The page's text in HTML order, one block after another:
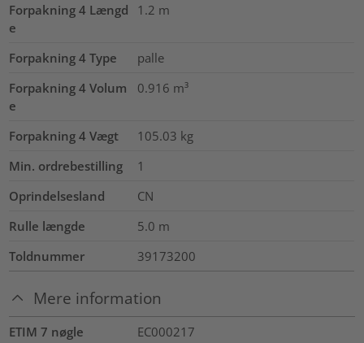
Forpakning 4 Længd
e
1.2 m
Forpakning 4 Type
palle
Forpakning 4 Volum
e
0.916 m³
Forpakning 4 Vægt 105.03 kg
Min. ordrebestilling
1
Oprindelsesland
CN
Rulle længde
5.0 m
Toldnummer
39173200
Mere information
ETIM 7 nøgle
EC000217